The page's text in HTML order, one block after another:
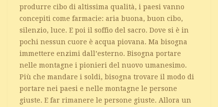
produrre cibo di altissima qualità, i paesi vanno
concepiti come farmacie: aria buona, buon cibo,
silenzio, luce. E poi il soffio del sacro. Dove si è in
pochi nessun cuore è acqua piovana. Ma bisogna
immettere enzimi dall’esterno. Bisogna portare
nelle montagne i pionieri del nuovo umanesimo.
Più che mandare i soldi, bisogna trovare il modo di
portare nei paesi e nelle montagne le persone
giuste. E far rimanere le persone giuste. Allora un